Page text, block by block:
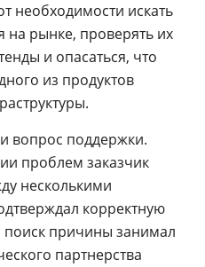
необходимости искать
рынке, проверять их
и опасаться, что
из продуктов
вопрос поддержки.
проблем заказчик
несколькими
корректную
поиск причины занимал
партнерства